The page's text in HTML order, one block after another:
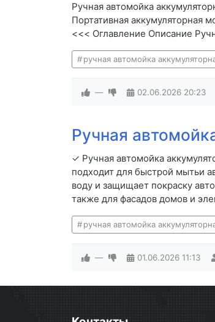
Ручная автомойка
Портативная
<<< Оглавление Описание
ручная автомойка
— 02.06.2026 20:23
Ручная
✓ Ручная автомойка
подходит для быстрой мытьи
воду и защищает покраску
также для фасадов домов и
ручная автомойка
— 01.06.2026 11:13